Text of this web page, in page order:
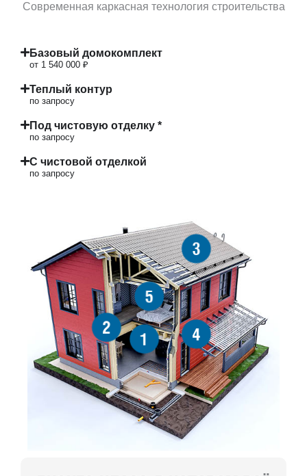
Современная каркасная технология строительства
Базовый домокомплект
от 1 540 000 ₽
Теплый контур
по запросу
Под чистовую отделку *
по запросу
С чистовой отделкой
по запросу
1
2
3
4
5